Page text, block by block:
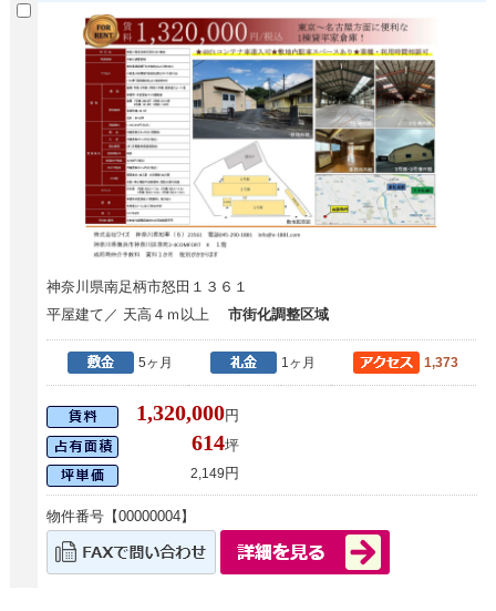
神奈川県南足柄市怒田１３６１
平屋建て／ 天高４ｍ以上市街化調整区域
5ヶ月 1ヶ月 1,373
1,320,000円
614坪
2,149円
物件番号【00000004】